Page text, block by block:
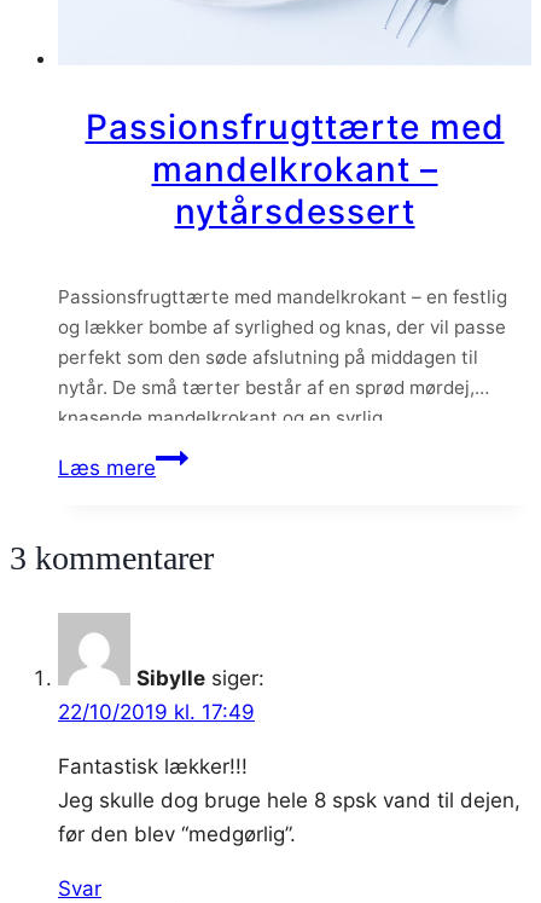
Passionsfrugttærte med
mandelkrokant –
nytårsdessert
Passionsfrugttærte med mandelkrokant – en festlig
og lækker bombe af syrlighed og knas, der vil passe
perfekt som den søde afslutning på middagen til
nytår. De små tærter består af en sprød mørdej,
knasende mandelkrokant og en syrlig
passionsfrugtcurd, og så smager de intet mindre end
fantastisk.
Læs merePassionsfrugttærte
–
3 kommentarer
Sibylle siger:
22/10/2019 kl. 17:49
Fantastisk lækker!!!
Jeg skulle dog bruge hele 8 spsk vand til dejen,
før den blev “medgørlig”.
Svar